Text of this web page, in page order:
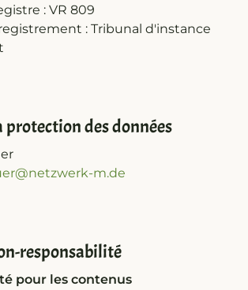
: VR 809
: Tribunal d'instance
protection des données
m.de
responsabilité
pour les contenus